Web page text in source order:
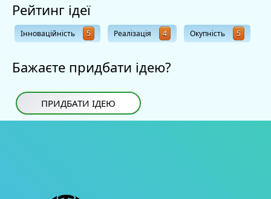
Рейтинг ідеї
Інноваційність 5 Реалізація 4 Окупність 5
Бажаєте придбати ідею?
ПРИДБАТИ ІДЕЮ